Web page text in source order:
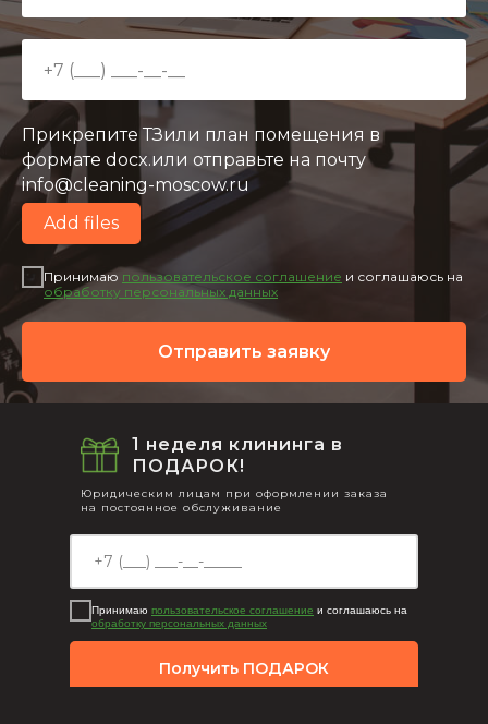
Прикрепите ТЗили план помещения в
формате docx.или отправьте на почту
info@cleaning-moscow.ru
Add files
Принимаю пользовательское соглашение и соглашаюсь на
обработку персональных данных
Отправить заявку
Принимаю пользовательское соглашение и соглашаюсь на
обработку персональных данных
Получить ПОДАРОК
1 неделя клининга в
ПОДАРОК!
Юридическим лицам при оформлении заказа
на постоянное обслуживание